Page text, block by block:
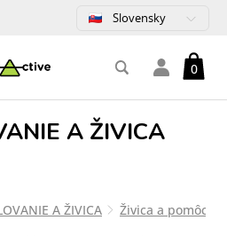
Slovensky
0
A ŽIVICA
A ŽIVICA Živica a pomôcky